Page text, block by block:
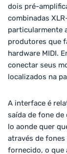
dois pré-
combinadas
particularmente
produtores que
hardware MIDI.
conectar seus
localizados na
A interface é
saída de fone de
lo aonde quer
através de
fornecido, o que